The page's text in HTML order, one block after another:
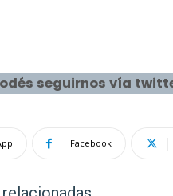
seguirnos vía
Facebook